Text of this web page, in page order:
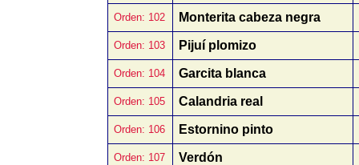
Orden: 102 Monterita cabeza negra
Orden: 103 Pijuí plomizo
Orden: 104 Garcita blanca
Orden: 105 Calandria real
Orden: 106 Estornino pinto
Orden: 107 Verdón